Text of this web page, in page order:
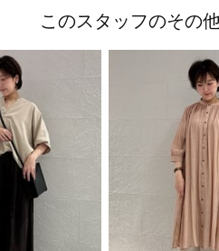
このスタッフのその